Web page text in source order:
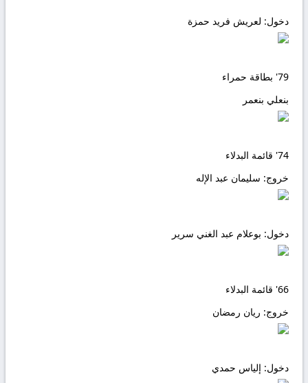
دخول: لعريش فريد حمزة
79' بطاقة حمراء
بنعلي بنعمر
74' قائمة البدلاء
خروج: سليمان عبد الإله
دخول: بوعلام عبد الغني سرير
66' قائمة البدلاء
خروج: ريان رمضان
دخول: إلياس حمدي